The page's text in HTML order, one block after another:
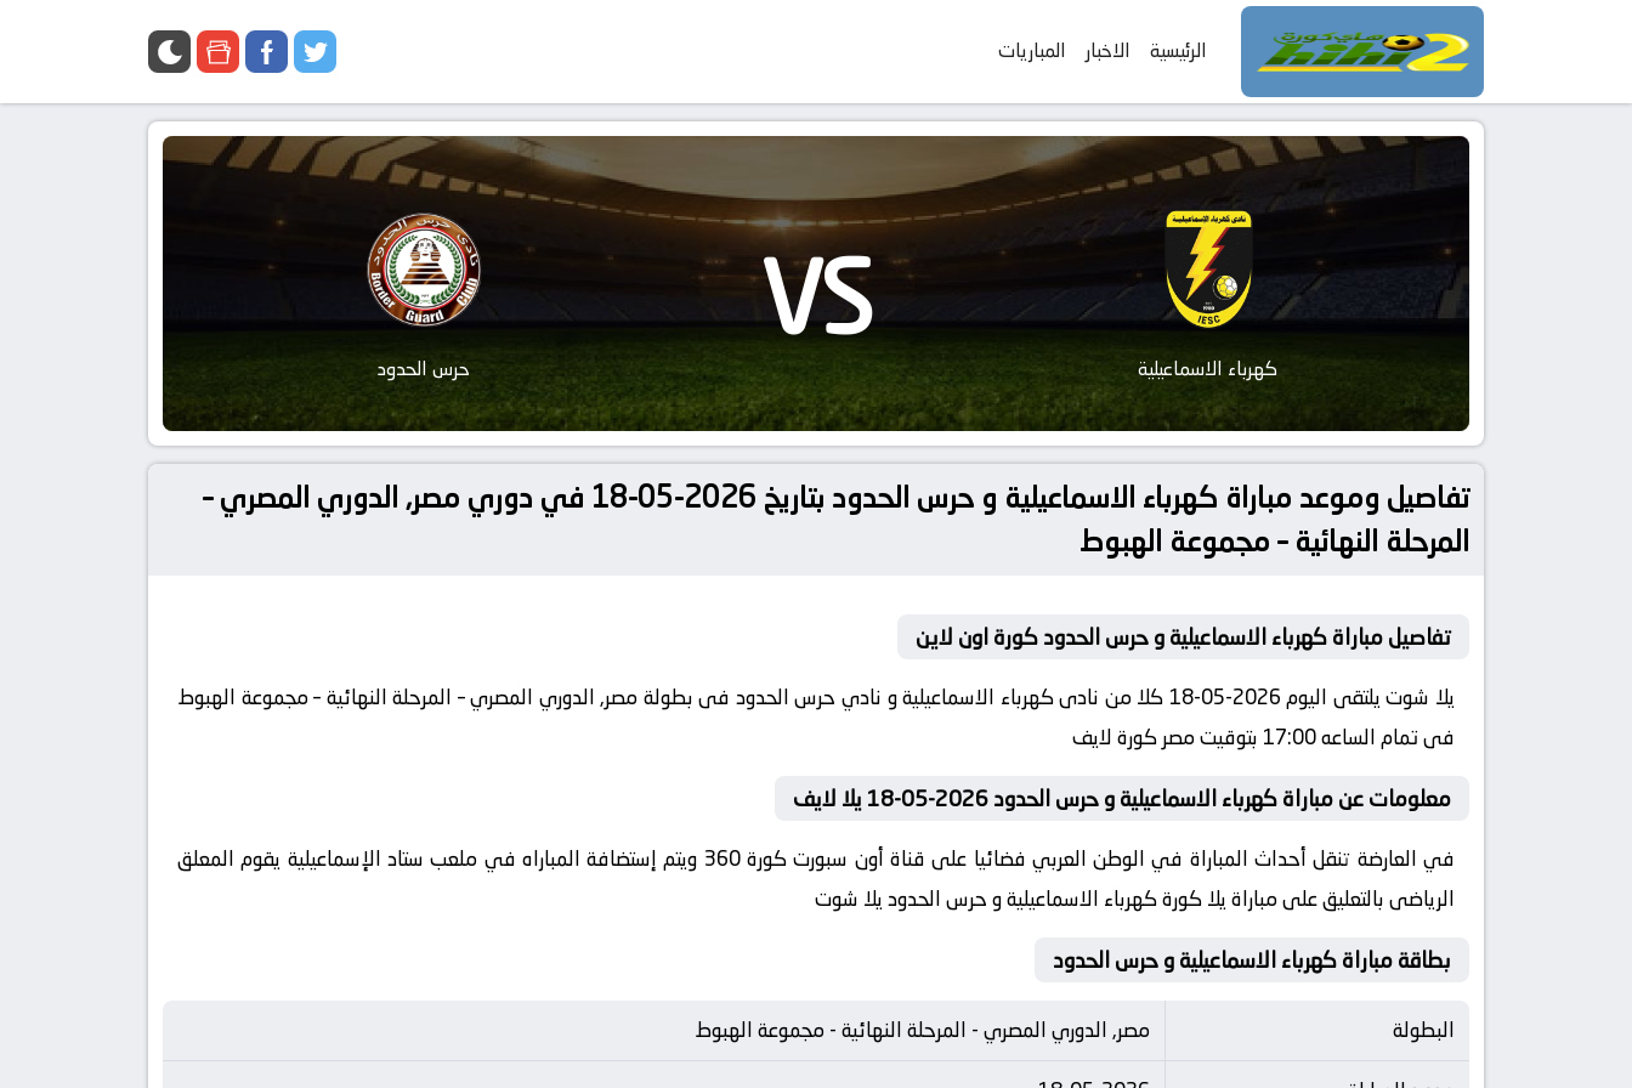
الرئيسية الاخبار المباريات
كهرباء الاسماعيلية VS حرس الحدود
تفاصيل وموعد مباراة كهرباء الاسماعيلية و حرس الحدود بتاريخ 2026-05-18 في دوري مصر, الدوري المصري –
المرحلة النهائية – مجموعة الهبوط
تفاصيل مباراة كهرباء الاسماعيلية و حرس الحدود كورة اون لاين
يلا شوت يلتقى اليوم 2026-05-18 كلا من نادى كهرباء الاسماعيلية و نادي حرس الحدود فى بطولة مصر, الدوري المصري – المرحلة النهائية – مجموعة الهبوط
فى تمام الساعه 17:00 بتوقيت مصر كورة لايف
معلومات عن مباراة كهرباء الاسماعيلية و حرس الحدود 2026-05-18 يلا لايف
في العارضة تنقل أحداث المباراة في الوطن العربي فضائيا على قناة أون سبورت كورة 360 ويتم إستضافة المباراه في ملعب ستاد الإسماعيلية يقوم المعلق
الرياضى بالتعليق على مباراة يلا كورة كهرباء الاسماعيلية و حرس الحدود يلا شوت
بطاقة مباراة كهرباء الاسماعيلية و حرس الحدود
البطولة
مصر, الدوري المصري - المرحلة النهائية - مجموعة الهبوط